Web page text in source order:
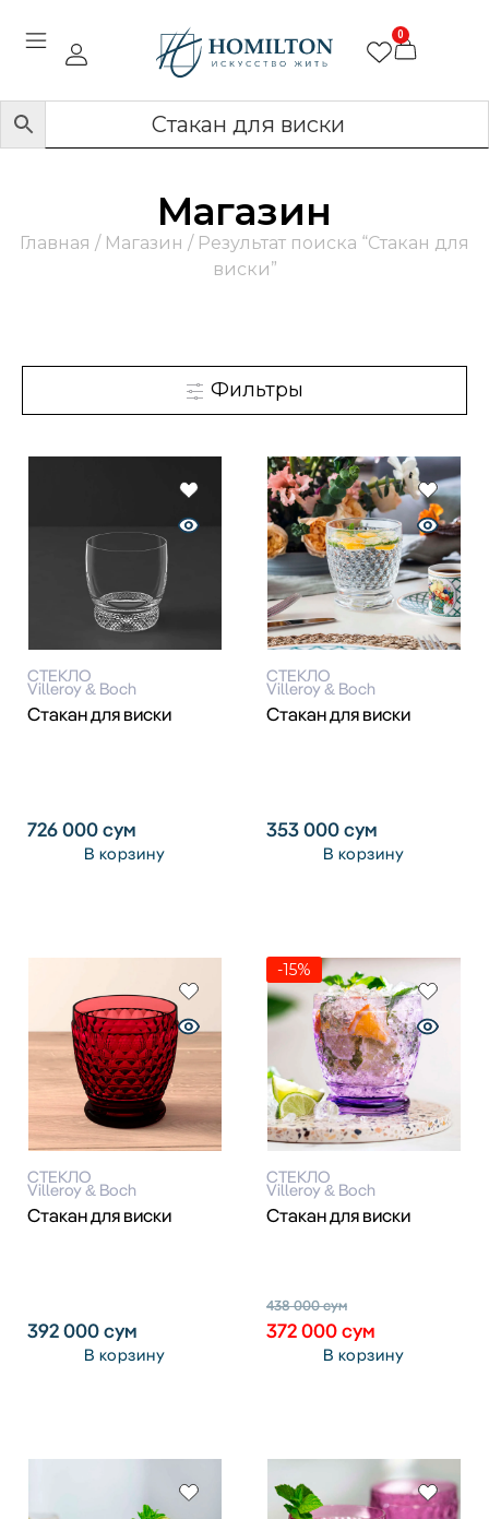
0
Магазин
Главная / Магазин / Результат поиска “Стакан для
виски”
Фильтры
СТЕКЛО
Villeroy & Boch
Стакан для виски
726 000сум
В корзину
СТЕКЛО
Villeroy & Boch
Стакан для виски
353 000сум
В корзину
СТЕКЛО
Villeroy & Boch
Стакан для виски
392 000сум
В корзину
-15%
СТЕКЛО
Villeroy & Boch
Стакан для виски
438 000сум
372 000сум
В корзину